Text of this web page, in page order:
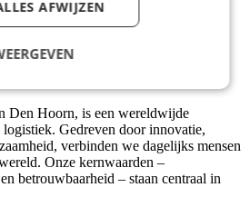
aan te vragen
nauwkeurig in je werk
Den Hoorn, is een wereldwijde
Gedreven door innovatie,
verbinden we dagelijks mensen
Onze kernwaarden –
betrouwbaarheid – staan centraal in
AFWIJZEN